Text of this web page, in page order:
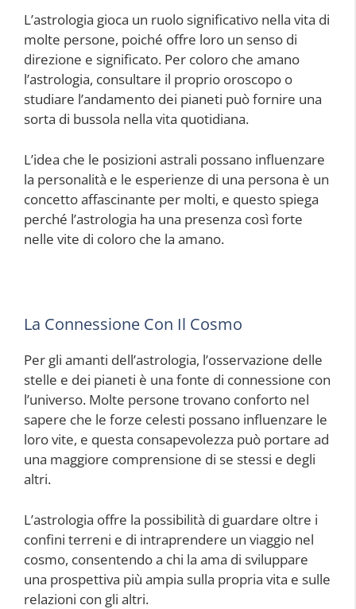
L’astrologia gioca un ruolo significativo nella vita di
molte persone, poiché offre loro un senso di
direzione e significato. Per coloro che amano
l’astrologia, consultare il proprio oroscopo o
studiare l’andamento dei pianeti può fornire una
sorta di bussola nella vita quotidiana.
L’idea che le posizioni astrali possano influenzare
la personalità e le esperienze di una persona è un
concetto affascinante per molti, e questo spiega
perché l’astrologia ha una presenza così forte
nelle vite di coloro che la amano.
La Connessione Con Il Cosmo
Per gli amanti dell’astrologia, l’osservazione delle
stelle e dei pianeti è una fonte di connessione con
l’universo. Molte persone trovano conforto nel
sapere che le forze celesti possano influenzare le
loro vite, e questa consapevolezza può portare ad
una maggiore comprensione di se stessi e degli
altri.
L’astrologia offre la possibilità di guardare oltre i
confini terreni e di intraprendere un viaggio nel
cosmo, consentendo a chi la ama di sviluppare
una prospettiva più ampia sulla propria vita e sulle
relazioni con gli altri.